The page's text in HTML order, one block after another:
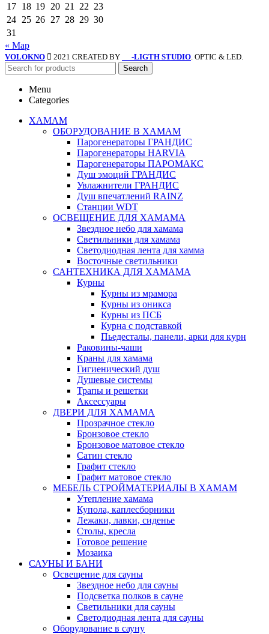
17 18 19 20 21 22 23
24 25 26 27 28 29 30
31
« Мар
VOLOKNO 2021 CREATED BY -LIGTH STUDIO . OPTIC & LED.
Search
Menu
Categories
ХАМАМ
ОБОРУДОВАНИЕ В ХАМАМ
Парогенераторы ГРАНДИС
Парогенераторы HARVIA
Парогенераторы ПАРОМАКС
Душ эмоций ГРАНДИС
Увлажнители ГРАНДИС
Душ впечатлений RAINZ
Станции WDT
ОСВЕЩЕНИЕ ДЛЯ ХАМАМА
Звездное небо для хамама
Светильники для хамама
Светодиодная лента для хамма
Восточные светильники
САНТЕХНИКА ДЛЯ ХАМАМА
Курны
Курны из мрамора
Курны из оникса
Курны из ПСБ
Курна с подставкой
Пьедесталы, панели, арки для курн
Раковины-чаши
Краны для хамама
Гигиенический душ
Душевые системы
Трапы и решетки
Аксессуары
ДВЕРИ ДЛЯ ХАМАМА
Прозрачное стекло
Бронзовое стекло
Бронзовое матовое стекло
Сатин стекло
Графит стекло
Графит матовое стекло
МЕБЕЛЬ СТРОЙМАТЕРИАЛЫ В ХАМАМ
Утепление хамама
Купола, каплесборники
Лежаки, лавки, сиденье
Столы, кресла
Готовое решение
Мозаика
САУНЫ И БАНИ
Освещение для сауны
Звездное небо для сауны
Подсветка полков в сауне
Светильники для сауны
Светодиодная лента для сауны
Оборудование в сауну